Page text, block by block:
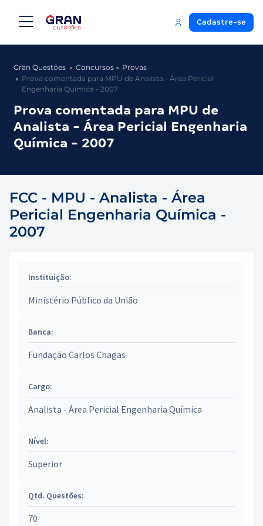
Cadastre-se
Gran Questões Concursos
Provas
Prova comentada para MPU de Analista - Área Pericial
Engenharia Química - 2007
Prova comentada para MPU de
Analista - Área Pericial Engenharia
Química - 2007
FCC - MPU - Analista - Área
Pericial Engenharia Química -
2007
Instituição:
Ministério Público da União
Banca:
Fundação Carlos Chagas
Cargo:
Analista - Área Pericial Engenharia Química
Nível:
Superior
Qtd. Questões:
70